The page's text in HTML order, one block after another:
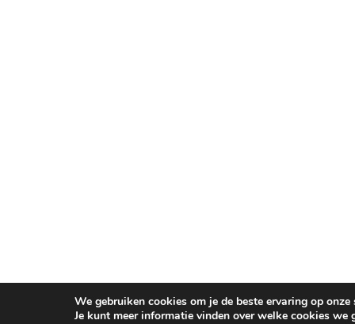
We gebruiken cookies om je de beste ervaring op onze
Je kunt meer informatie vinden over welke cookies